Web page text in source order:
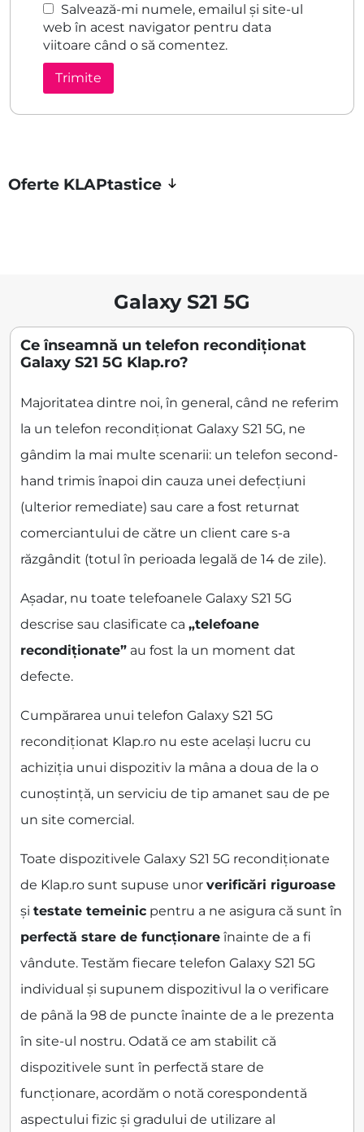
Salvează-mi numele, emailul și site-ul
web în acest navigator pentru data
viitoare când o să comentez.
Oferte KLAPtastice
Galaxy S21 5G
Ce înseamnă un telefon recondiționat
Galaxy S21 5G Klap.ro?
Majoritatea dintre noi, în general, când ne referim
la un telefon recondiționat Galaxy S21 5G, ne
gândim la mai multe scenarii: un telefon second-
hand trimis înapoi din cauza unei defecțiuni
(ulterior remediate) sau care a fost returnat
comerciantului de către un client care s-a
răzgândit (totul în perioada legală de 14 de zile).
Așadar, nu toate telefoanele Galaxy S21 5G
descrise sau clasificate ca „telefoane
recondiționate” au fost la un moment dat
defecte.
Cumpărarea unui telefon Galaxy S21 5G
recondiționat Klap.ro nu este același lucru cu
achiziția unui dispozitiv la mâna a doua de la o
cunoștință, un serviciu de tip amanet sau de pe
un site comercial.
Toate dispozitivele Galaxy S21 5G recondiționate
de Klap.ro sunt supuse unor verificări riguroase
și testate temeinic pentru a ne asigura că sunt în
perfectă stare de funcționare înainte de a fi
vândute. Testăm fiecare telefon Galaxy S21 5G
individual și supunem dispozitivul la o verificare
de până la 98 de puncte înainte de a le prezenta
în site-ul nostru. Odată ce am stabilit că
dispozitivele sunt în perfectă stare de
funcționare, acordăm o notă corespondentă
aspectului fizic și gradului de utilizare al